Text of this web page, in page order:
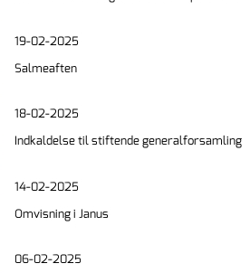
19-02-2025
Salmeaften
18-02-2025
Indkaldelse til stiftende generalforsamling
14-02-2025
Omvisning i Janus
06-02-2025